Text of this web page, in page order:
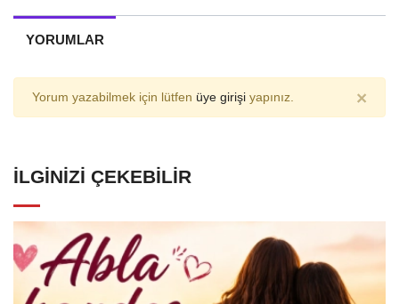
YORUMLAR
Yorum yazabilmek için lütfen üye girişi yapınız. ×
İLGINIZI ÇEKEBILIR